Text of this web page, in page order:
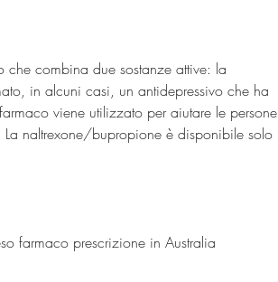
combina due sostanze attive: la
in alcuni casi, un antidepressivo che ha
viene utilizzato per aiutare le persone
naltrexone/bupropione è disponibile solo
farmaco prescrizione in Australia